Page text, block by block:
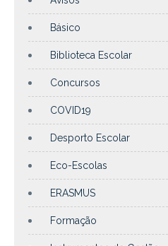
Básico
Biblioteca Escolar
Concursos
COVID19
Desporto Escolar
Eco-Escolas
ERASMUS
Formação